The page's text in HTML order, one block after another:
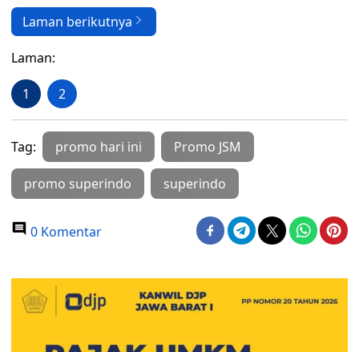
Laman berikutnya
Laman:
1 2
Tag: promo hari ini Promo JSM
promo superindo superindo
0 Komentar